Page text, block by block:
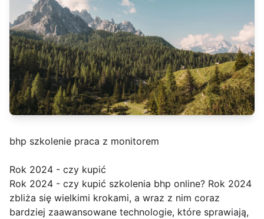
bhp szkolenie praca z monitorem
Rok 2024 - czy kupić
Rok 2024 - czy kupić szkolenia bhp online? Rok 2024
zbliża się wielkimi krokami, a wraz z nim coraz
bardziej zaawansowane technologie, które sprawiają,